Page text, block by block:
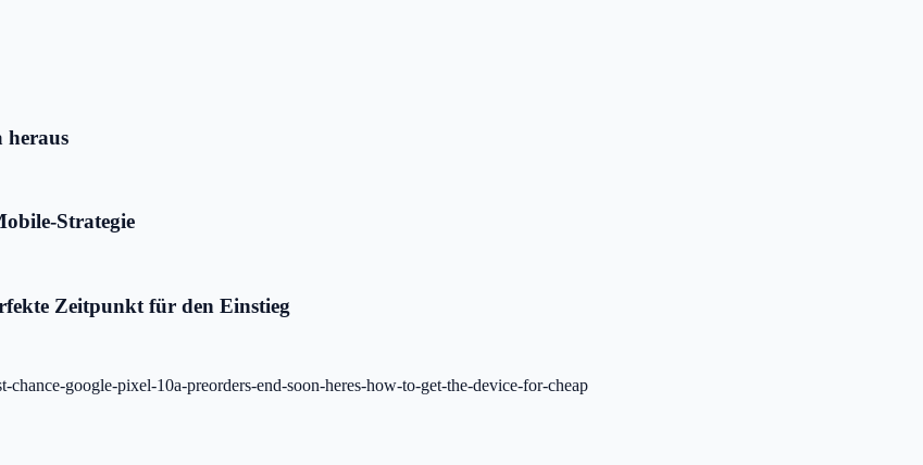
heraus
Strategie
Zeitpunkt für den Einstieg
google-pixel-10a-preorders-end-soon-heres-how-to-get-the-device-for-cheap